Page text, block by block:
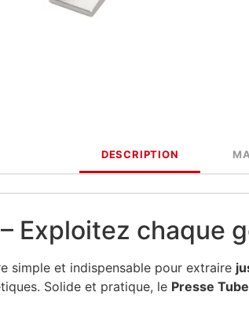
DESCRIPTION
Exploitez chaque
simple et indispensable pour extraire
Solide et pratique, le Presse